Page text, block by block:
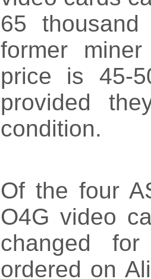
65
former
price is 45-
provided
condition.
Of the four
O4G video
changed
ordered on